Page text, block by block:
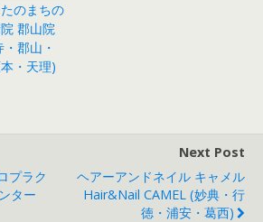
のまちの
郡山院
・郡山・
・天理)
プラク
ター
Next Post
ヘアーアンドネイル キャメル
Hair&Nail CAMEL (妙典・行
徳・浦安・葛西)